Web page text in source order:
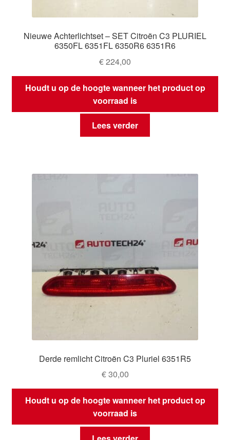
Nieuwe Achterlichtset – SET Citroën C3 PLURIEL
6350FL 6351FL 6350R6 6351R6
€224,00
Houdt u op de hoogte wanneer het product op
voorraad is
Lees verder
Derde remlicht Citroën C3 Pluriel 6351R5
€30,00
Houdt u op de hoogte wanneer het product op
voorraad is